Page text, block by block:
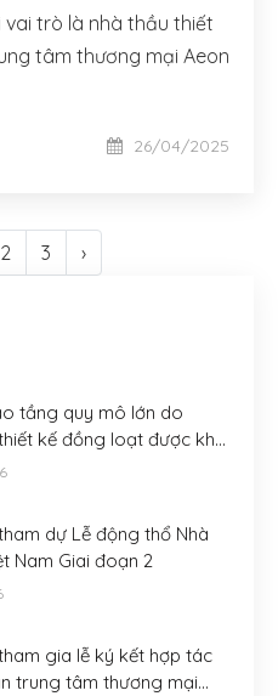
trò là nhà thầu thiết
tâm thương mại Aeon
26/04/2025
2 3 ›
tầng quy mô lớn do
kế đồng loạt được khởi
dự Lễ động thổ Nhà
Nam Giai đoạn 2
gia lễ ký kết hợp tác
trung tâm thương mại